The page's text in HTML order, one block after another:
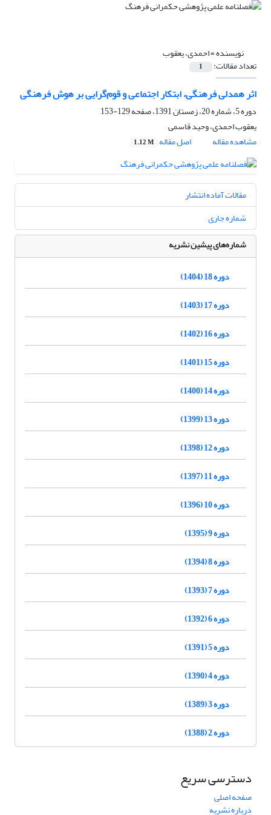
نویسنده =احمدی، یعقوب
تعداد مقالات: 1
اثر همدلی فرهنگی، ابتکار اجتماعی و قوم‌گرایی بر هوش فرهنگی
دوره 5، شماره 20، زمستان 1391، صفحه
129-153
یعقوب احمدی، وحید قاسمی
مشاهده مقاله
اصل مقاله 1.12 M
مقالات آماده انتشار
شماره جاری
شماره‌های پیشین نشریه
دوره 18 (1404)
دوره 17 (1403)
دوره 16 (1402)
دوره 15 (1401)
دوره 14 (1400)
دوره 13 (1399)
دوره 12 (1398)
دوره 11 (1397)
دوره 10 (1396)
دوره 9 (1395)
دوره 8 (1394)
دوره 7 (1393)
دوره 6 (1392)
دوره 5 (1391)
دوره 4 (1390)
دوره 3 (1389)
دوره 2 (1388)
دسترسی سریع
صفحه اصلی
درباره نشریه